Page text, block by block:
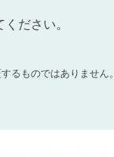
ださい。
るものではありません。